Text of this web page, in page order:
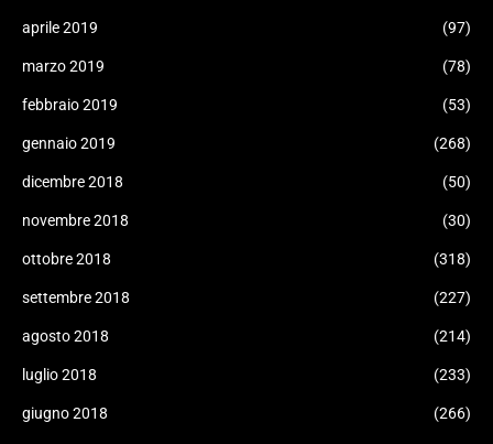
aprile 2019 (97)
marzo 2019 (78)
febbraio 2019 (53)
gennaio 2019 (268)
dicembre 2018 (50)
novembre 2018 (30)
ottobre 2018 (318)
settembre 2018 (227)
agosto 2018 (214)
luglio 2018 (233)
giugno 2018 (266)